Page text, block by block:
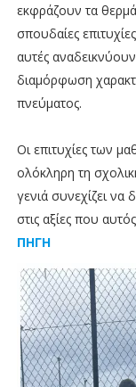
εκφράζουν τα
σπουδαίες
αυτές
διαμόρφωση
πνεύματος.
Οι επιτυχίες των
ολόκληρη τη
γενιά συνεχίζει να
στις αξίες που
ΠΗΓΗ